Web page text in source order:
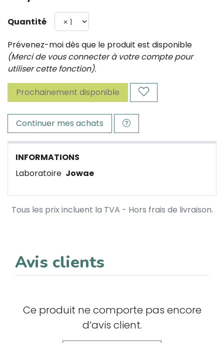
Quantité
Prévenez-moi dès que le produit est disponible
(Merci de vous connecter à votre compte pour
utiliser cette fonction).
Prochainement disponible
Continuer mes achats
INFORMATIONS
Laboratoire Jowae
Tous les prix incluent la TVA - Hors frais de livraison.
Avis clients
Ce produit ne comporte pas encore
d’avis client.